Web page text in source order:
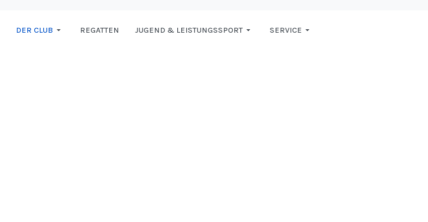
DER CLUB REGATTEN JUGEND & LEISTUNGSSPORT SERVICE